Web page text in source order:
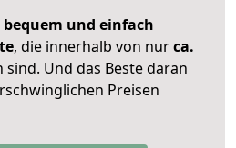
bequem und einfach
, die innerhalb von nurca.
sind. Und das Beste daran
Preisen